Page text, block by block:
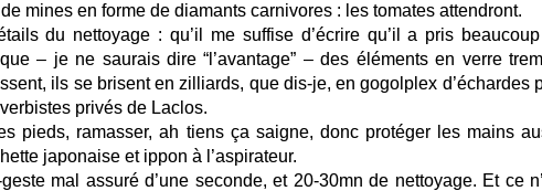
mines en forme de diamants carnivores : les tomates attendront.
du nettoyage : qu’il me suffise d’écrire qu’il a pris
– je ne saurais dire “l’avantage” – des éléments en verre
ils se brisent en zilliards, que dis-je, en gogolplex d’échardes
privés de Laclos.
pieds, ramasser, ah tiens ça saigne, donc protéger les mains
japonaise et ippon à l’aspirateur.
mal assuré d’une seconde, et 20-30mn de nettoyage. Et ce